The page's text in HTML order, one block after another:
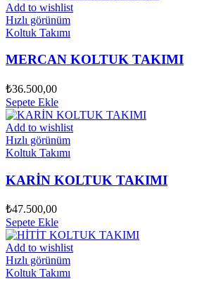
Add to wishlist
Hızlı görünüm
Koltuk Takımı
MERCAN KOLTUK TAKIMI
₺36.500,00
Sepete Ekle
Add to wishlist
Hızlı görünüm
Koltuk Takımı
KARİN KOLTUK TAKIMI
₺47.500,00
Sepete Ekle
Add to wishlist
Hızlı görünüm
Koltuk Takımı